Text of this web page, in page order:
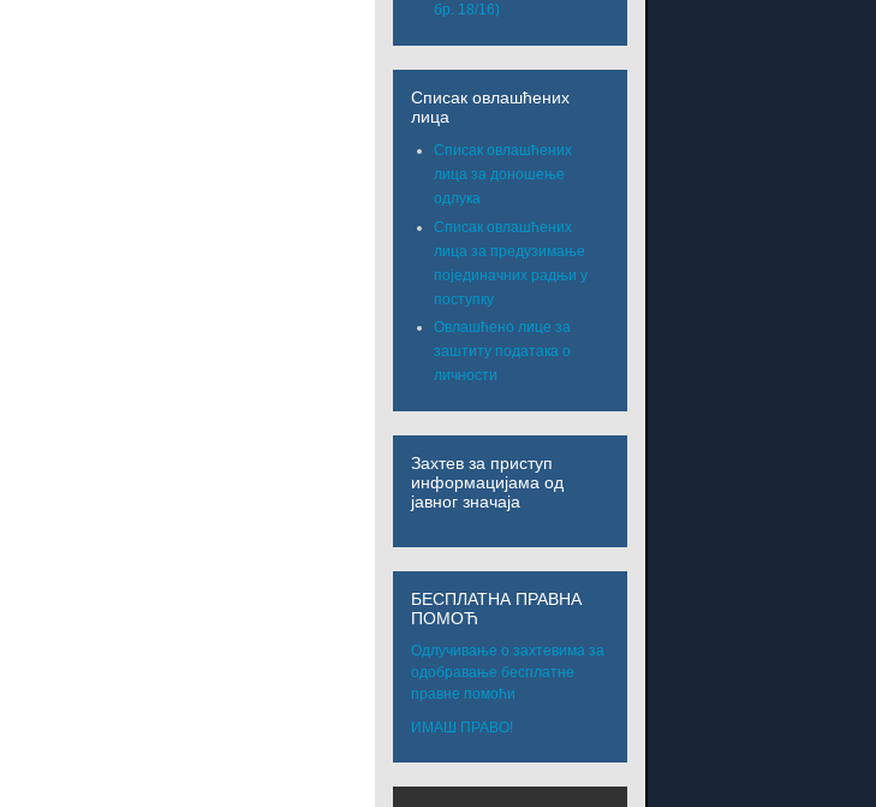
бр. 18/16)
Списак овлашћених
лица
Списак овлашћених
лица за доношење
одлука
Списак овлашћених
лица за предузимање
појединачних радњи у
поступку
Овлашћено лице за
заштиту података о
личности
Захтев за приступ
информацијама од
јавног значаја
БЕСПЛАТНА ПРАВНА
ПОМОЋ
Одлучивање о захтевима за
одобравање бесплатне
правне помоћи
ИМАШ ПРАВО!